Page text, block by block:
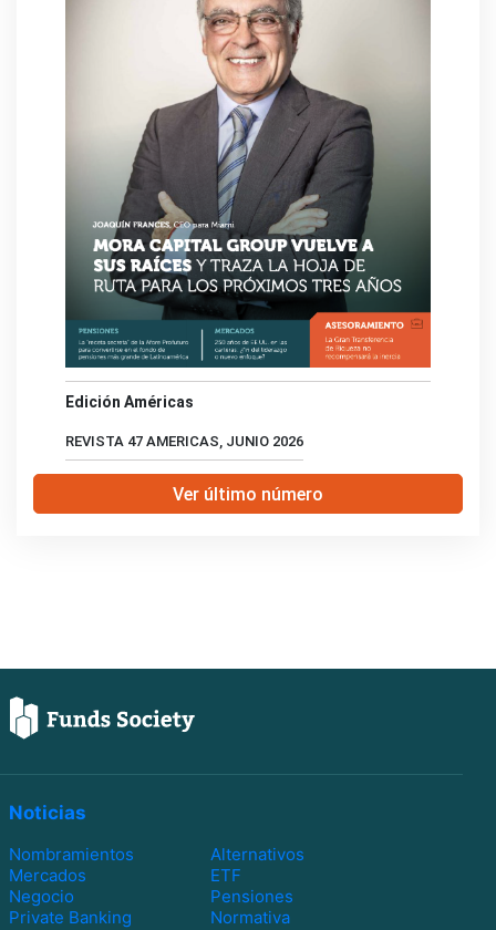
Edición Américas
REVISTA 47 AMERICAS, JUNIO 2026
Ver último número
Noticias
Nombramientos
Alternativos
Mercados
ETF
Negocio
Pensiones
Private Banking
Normativa